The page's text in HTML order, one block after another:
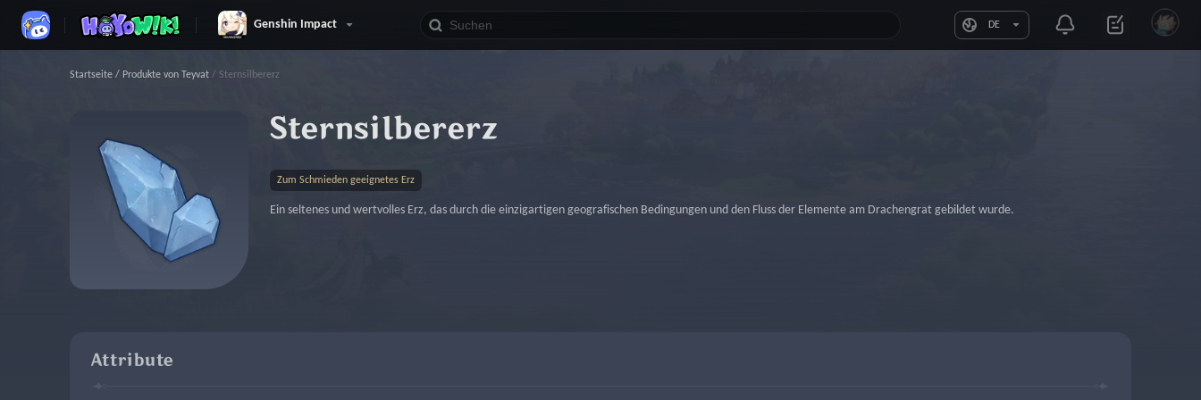
Genshin Impact DE
Startseite / Produkte von Teyvat / Sternsilbererz
Sternsilbererz
Zum Schmieden geeignetes Erz
Ein seltenes und wertvolles Erz, das durch die einzigartigen geografischen Bedingungen und den Fluss der Elemente am Drachengrat gebildet wurde.
Attribute